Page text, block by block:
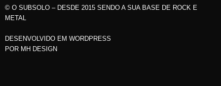
© O SUBSOLO – DESDE 2015 SENDO A SUA BASE DE ROCK E
METAL
DESENVOLVIDO EM WORDPRESS
POR MH DESIGN